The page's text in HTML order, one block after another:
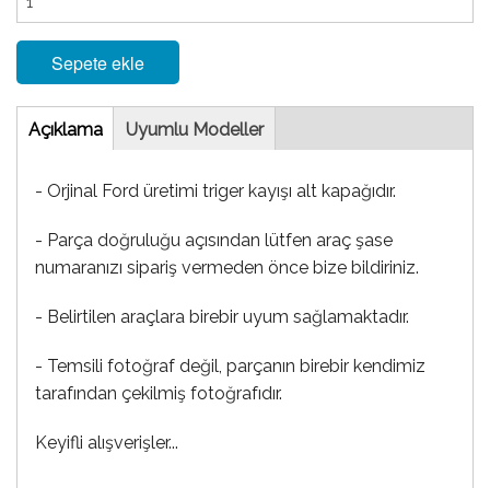
Sepete ekle
Tab
Açıklama(etkinUyumlu Modeller
- Orjinal Ford üretimi triger kayışı alt kapağıdır.
- Parça doğruluğu açısından lütfen araç şase
numaranızı sipariş vermeden önce bize bildiriniz.
- Belirtilen araçlara birebir uyum sağlamaktadır.
- Temsili fotoğraf değil, parçanın birebir kendimiz
tarafından çekilmiş fotoğrafıdır.
Keyifli alışverişler...